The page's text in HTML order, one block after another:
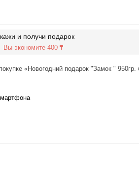
и получи подарок
Вы экономите 400 ₸
«Новогодний подарок "Замок " 950гр.